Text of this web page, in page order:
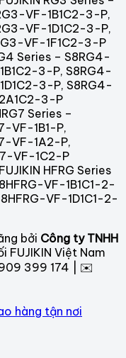
VF-1B1C2-3-P,
VF-1D1C2-3-P,
VF-1F1C2-3-P
Series – S8RG4-
3-P, S8RG4-
3-P, S8RG4-
3-P
Series –
VF-1B1-P,
VF-1A2-P,
VF-1C2-P
HFRG Series
VF-1B1C1-2-
VF-1D1C1-2-
bởi Công ty TNHH
FUJIKIN Việt Nam
399 174 | ✉️
hàng tận nơi